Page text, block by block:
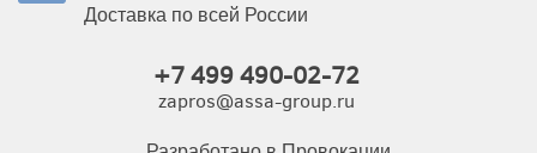
Доставка по всей России
+7 499 490-02-72
zapros@assa-group.ru